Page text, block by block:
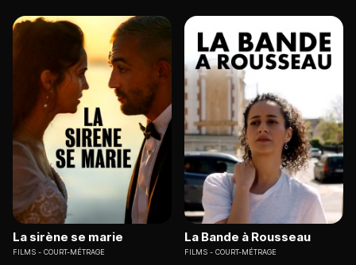
La sirène se marie
FILMS COURT-MÉTRAGE
La Bande à Rousseau
FILMS COURT-MÉTRAGE